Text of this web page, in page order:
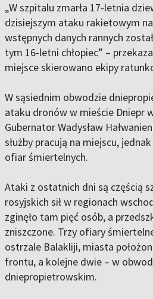
„W szpitalu zmarła 17-letnia
dzisiejszym ataku rakietowym
wstępnych danych rannych
tym 16-letni chłopiec” –
miejsce skierowano ekipy
W sąsiednim obwodzie
ataku dronów w mieście Dniepr
Gubernator Wadysław
służby pracują na miejscu,
ofiar śmiertelnych.
Ataki z ostatnich dni są częścią
rosyjskich sił w regionach
zginęło tam pięć osób, a
zniszczone. Trzy ofiary
ostrzale Balakliji, miasta
frontu, a kolejne dwie – w
dniepropietrowskim.